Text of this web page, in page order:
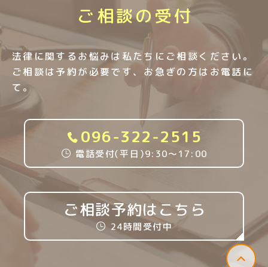
ご相談の受付
法律に関するお悩みは私たちにご相談ください。
ご相談は予約が必要です、お急ぎの方はお電話に
て。
096-322-2515
電話受付（平日 ）9:30〜17:00
ご相談予約はこちら
24時間受付中